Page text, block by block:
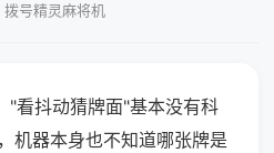
拨号精灵麻将机
"看抖动猜牌面"基本没有科
机器本身也不知道哪张牌是